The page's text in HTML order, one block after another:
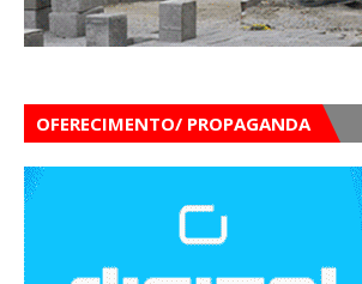
OFERECIMENTO/ PROPAGANDA